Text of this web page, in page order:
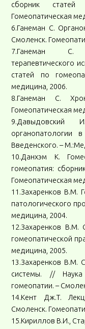
сборник
Гомеопатическая
6.Ганеман С.
Смоленск.
7.Ганеман С.
терапевтического
статей по
медицина, 2006.
8.Ганеман С.
Гомеопатическая
9.Давыдовский
органопатологии
Введенского. –
10.Данхэм К.
гомеопатия:
Гомеопатическая
11.Захаренков В.М.
патологического
медицина, 2004.
12.Захаренков В.М.
гомеопатической
медицина, 2005.
13.Захаренков В.М.
системы. //
гомеопатии. –
14.Кент Дж.Т.
Смоленск.
15.Кириллов В.И.,